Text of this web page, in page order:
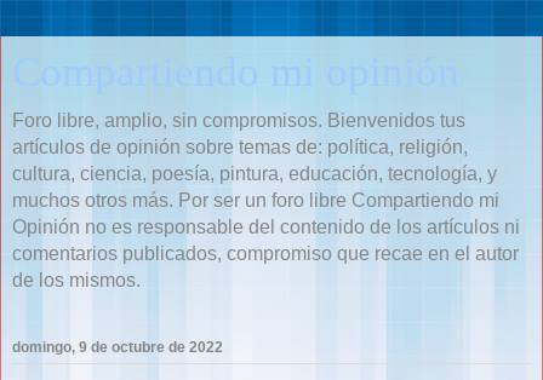
Compartiendo mi opinión
Foro libre, amplio, sin compromisos. Bienvenidos tus
artículos de opinión sobre temas de: política, religión,
cultura, ciencia, poesía, pintura, educación, tecnología, y
muchos otros más. Por ser un foro libre Compartiendo mi
Opinión no es responsable del contenido de los artículos ni
comentarios publicados, compromiso que recae en el autor
de los mismos.
domingo, 9 de octubre de 2022